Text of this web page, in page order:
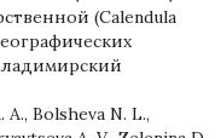
(Calendula
Bolsheva N. L.,